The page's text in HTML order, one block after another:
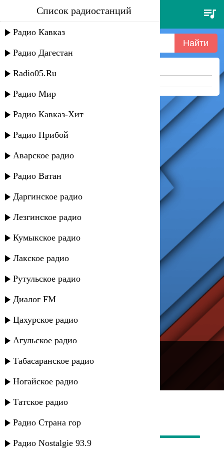
ролик газпром -
Список радиостанций
Радио Кавказ
Радио Дагестан
Radio05.Ru
Радио Мир
Радио Кавказ-Хит
Радио Прибой
Аварское радио
Радио Ватан
Даргинское радио
Лезгинское радио
Кумыкское радио
Лакское радио
Рутульское радио
Диалог FM
Цахурское радио
Агульское радио
Табасаранское радио
Ногайское радио
Татское радио
Радио Страна гор
Радио Nostalgie 93.9
Ничего не найдено =(
---
Русское радио